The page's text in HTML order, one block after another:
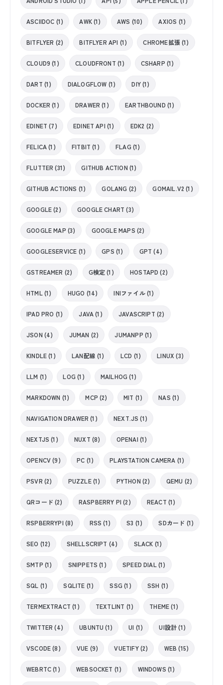
ASCIIDOC (1) AWK (1) AWS (10) AXIOS (1)
BITFLYER (2) BITFLYER API (1) CHROME拡張 (1)
CLOUD9 (1) CLOUDFRONT (1) CSHARP (1)
DART (1) DIALOGFLOW (1) DIY (1)
DOCKER (1) DRAWER (1) EARTHBOUND (1)
EDINET (7) EDINET API (1) EDK2 (2)
FELICA (1) FITBIT (1) FLAG (1)
FLUTTER (31) GITHUB ACTION (1)
GITHUB ACTIONS (1) GOLANG (2) GOMAIL.V2 (1)
GOOGLE (2) GOOGLE CHART (3)
GOOGLE MAP (3) GOOGLE MAPS (2)
GOOGLESERVICE (1) GPS (1) GPT (4)
GSTREAMER (2) G検定 (1) HOSTAPD (2)
HTML (1) HUGO (14) INIファイル (1)
IPAD PRO (1) JAVA (1) JAVASCRIPT (2)
JSON (4) JUMAN (2) JUMANPP (1)
KINDLE (1) LAN配線 (1) LCD (1) LINUX (3)
LLM (1) LOG (1) MAILHOG (1)
MARKDOWN (1) MCP (2) MIT (1) NAS (1)
NAVIGATION DRAWER (1) NEXT.JS (1)
NEXTJS (1) NUXT (8) OPENAI (1)
OPENCV (9) PC (1) PLAYSTATION CAMERA (1)
PSVR (2) PUZZLE (1) PYTHON (2) QEMU (2)
QRコード (2) RASPBERRY PI (2) REACT (1)
RSPBERRYPI (8) RSS (1) S3 (1) SDカード (1)
SEO (12) SHELLSCRIPT (4) SLACK (1)
SMTP (1) SNIPPETS (1) SPEED DIAL (1)
SQL (1) SQLITE (1) SSG (1) SSH (1)
TERMEXTRACT (1) TEXTLINT (1) THEME (1)
TWITTER (4) UBUNTU (1) UI (1) UI設計 (1)
VSCODE (8) VUE (9) VUETIFY (2) WEB (15)
WEBRTC (1) WEBSOCKET (1) WINDOWS (1)